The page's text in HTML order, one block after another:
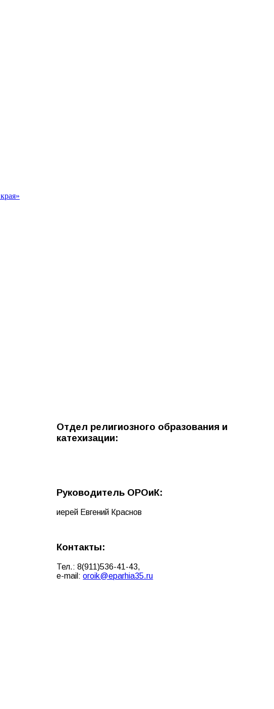
Отдел религиозного образования и
катехизации:
Руководитель ОРОиК:
иерей Евгений Краснов
Контакты:
Тел.: 8(911)536-41-43,
e-mail:oroik@eparhia35.ru